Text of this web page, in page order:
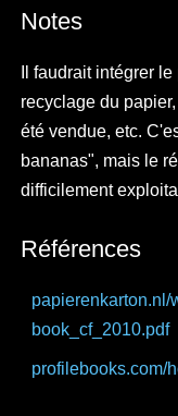
Notes
Il faudrait intégrer
recyclage du
été vendue, etc.
bananas", mais le
difficilement
Références
papierenkarton.nl /
book_cf_2010.pdf
profilebooks.com/